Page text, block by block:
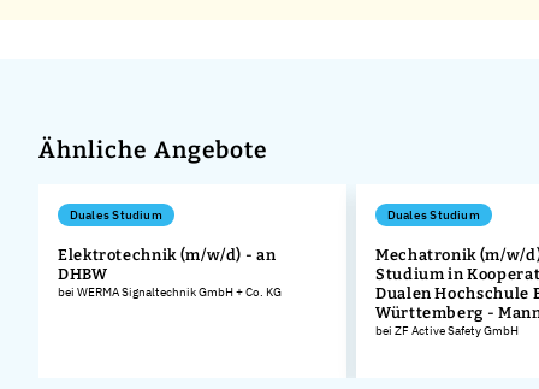
Ähnliche Angebote
Duales Studium
Elektrotechnik (m/w/d) - an
DHBW
bei WERMA Signaltechnik GmbH + Co. KG
Duales Studium
Mechatronik (m/w/
Studium in
Dualen Hochschule
Württemberg -
bei ZF Active Safety GmbH